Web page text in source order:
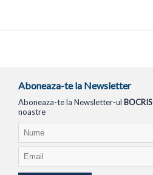
Aboneaza-te la Newsletter
Aboneaza-te la Newsletter-ul BOCRIS
noastre